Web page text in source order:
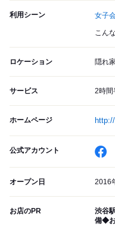
利用シーン 女子
こん
ロケーション 隠れ
サービス 2時間
ホームページ
公式アカウント
オープン日 2016
お店のPR
渋谷
備◆お